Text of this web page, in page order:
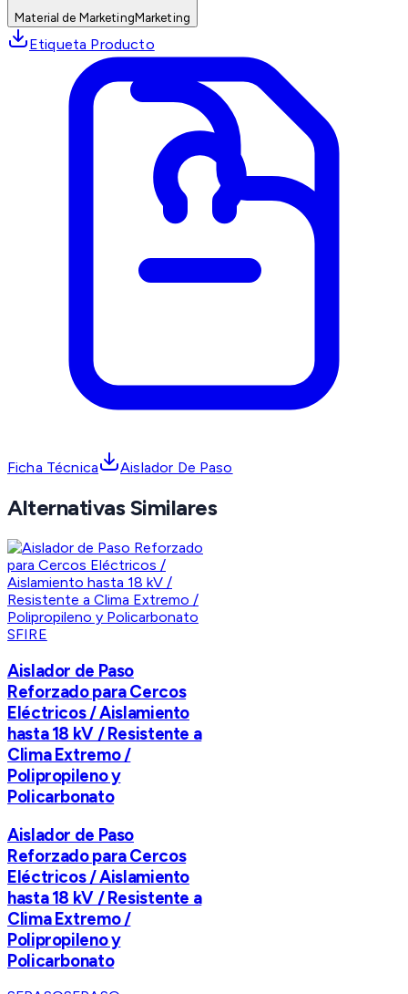
Material de MarketingMarketing
Etiqueta Producto
Ficha Técnica Aislador De Paso
Alternativas Similares
SFIRE
Aislador de Paso
Reforzado para Cercos
Eléctricos / Aislamiento
hasta 18 kV / Resistente a
Clima Extremo /
Polipropileno y
Policarbonato
Aislador de Paso
Reforzado para Cercos
Eléctricos / Aislamiento
hasta 18 kV / Resistente a
Clima Extremo /
Polipropileno y
Policarbonato